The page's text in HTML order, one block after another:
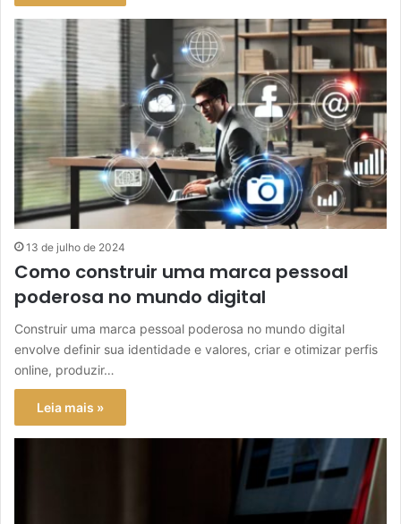
13 de julho de 2024
Como construir uma marca pessoal
poderosa no mundo digital
Construir uma marca pessoal poderosa no mundo digital
envolve definir sua identidade e valores, criar e otimizar perfis
online, produzir…
Leia mais »